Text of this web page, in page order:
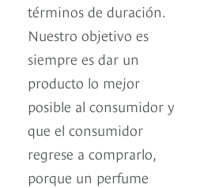
términos de duración.
Nuestro objetivo es
siempre es dar un
producto lo mejor
posible al consumidor y
que el consumidor
regrese a comprarlo,
porque un perfume